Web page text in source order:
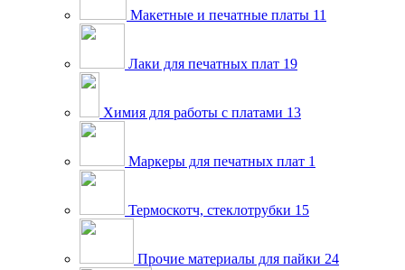
Макетные и печатные платы 11
Лаки для печатных плат 19
Химия для работы с платами 13
Маркеры для печатных плат 1
Термоскотч, стеклотрубки 15
Прочие материалы для пайки 24